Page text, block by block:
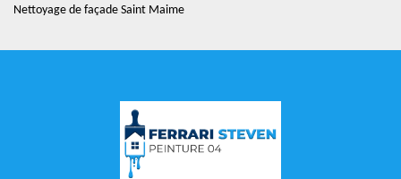
Nettoyage de façade Saint Maime